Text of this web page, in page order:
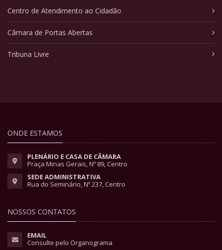
Centro de Atendimento ao Cidadão
Câmara de Portas Abertas
Tribuna Livre
ONDE ESTAMOS
PLENÁRIO E CASA DE CÂMARA
Praça Minas Gerais, Nº 89, Centro
SEDE ADMINISTRATIVA
Rua do Seminário, Nº 237, Centro
NOSSOS CONTATOS
EMAIL
Consulte pelo Organograma